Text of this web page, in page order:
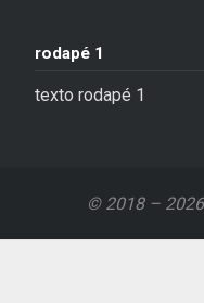
rodapé 1
texto rodapé 1
© 2018 –